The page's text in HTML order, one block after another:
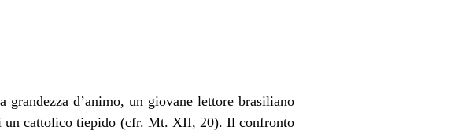
d’animo, un giovane lettore brasiliano
un cattolico tiepido (cfr. Mt. XII, 20). Il confronto